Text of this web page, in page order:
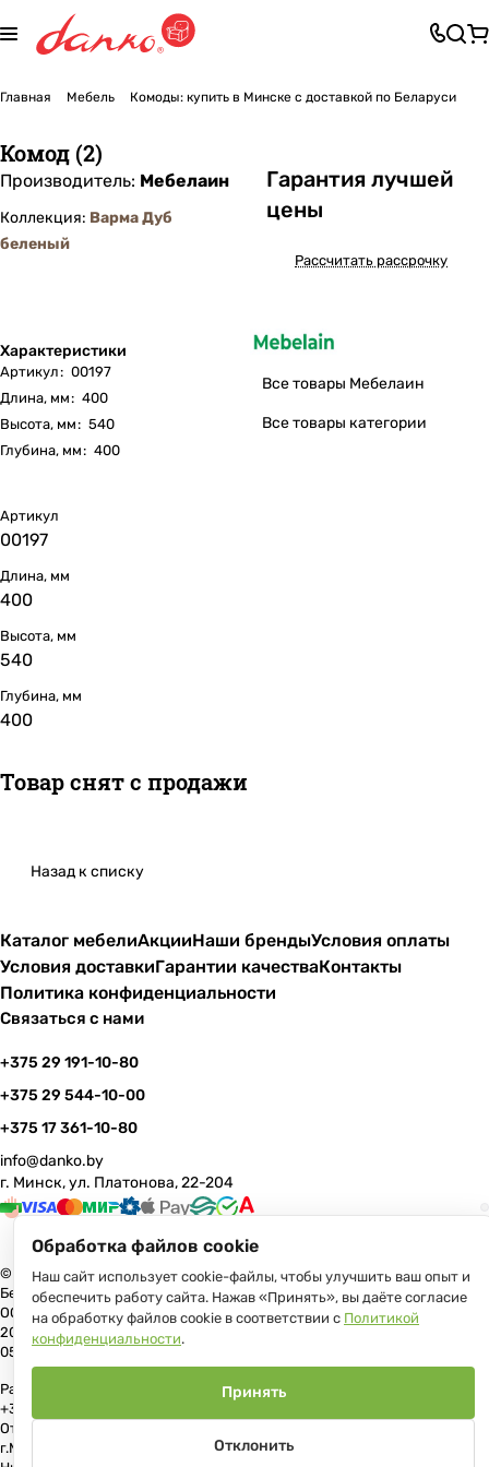
Главная Мебель Комоды: купить в Минске с доставкой по Беларуси
Комод (2)
Производитель: Мебелаин
Коллекция: Варма Дуб
беленый
Характеристики
Артикул: 00197
Длина, мм: 400
Высота, мм: 540
Глубина, мм: 400
Гарантия лучшей
цены
Рассчитать рассрочку
Все товары Мебелаин
Все товары категории
Артикул
00197
Длина, мм
400
Высота, мм
540
Глубина, мм
400
Товар снят с продажи
Назад к списку
Каталог мебелиАкцииНаши брендыУсловия оплаты
Условия доставкиГарантии качестваКонтакты
Политика конфиденциальности
Связаться с нами
+375 29 191-10-80
+375 29 544-10-00
+375 17 361-10-80
info@danko.by
г. Минск, ул. Платонова, 22-204
© 2026 Данко Бай: качественная мебель с оперативной доставкой по
Беларуси
ООО «Гранд Парк», юр.адрес: 220005, Минск, ул. Платонова, 22, пом.
204 В торговом реестре с 17 июля 2013 г. Регистрация №191081534,
05.11.2008, Мингорисполком.
Рассмотрение обращений потребителей, телефон +375 (17) 361-10-80,
+375 (29) 191-10-80, +375 (29) 544-10-00, e-mail: info@danko.by
Отдел торговли и услуг Администрации Первомайского района
г.Минска: тел. +375(17)215-14-65, Начальник отдела: Жакович Юлия
Обработка файлов cookie
Наш сайт использует cookie-файлы, чтобы улучшить ваш опыт и
обеспечить работу сайта. Нажав «Принять», вы даёте согласие
на обработку файлов cookie в соответствии с Политикой
конфиденциальности.
Отклонить
Принять